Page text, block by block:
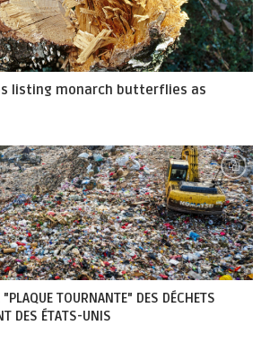
listing monarch butterflies as
"PLAQUE TOURNANTE" DES DÉCHETS
DES ÉTATS-UNIS